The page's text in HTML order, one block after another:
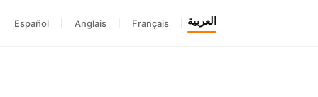
العربية Français
Anglais
Español